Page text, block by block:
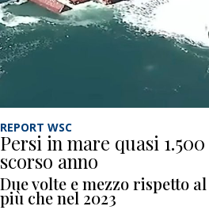
REPORT WSC
Persi in mare quasi
scorso anno
Due volte e mezzo rispetto
più che nel 2023